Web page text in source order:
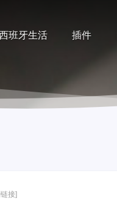
班牙生活 插件
接]